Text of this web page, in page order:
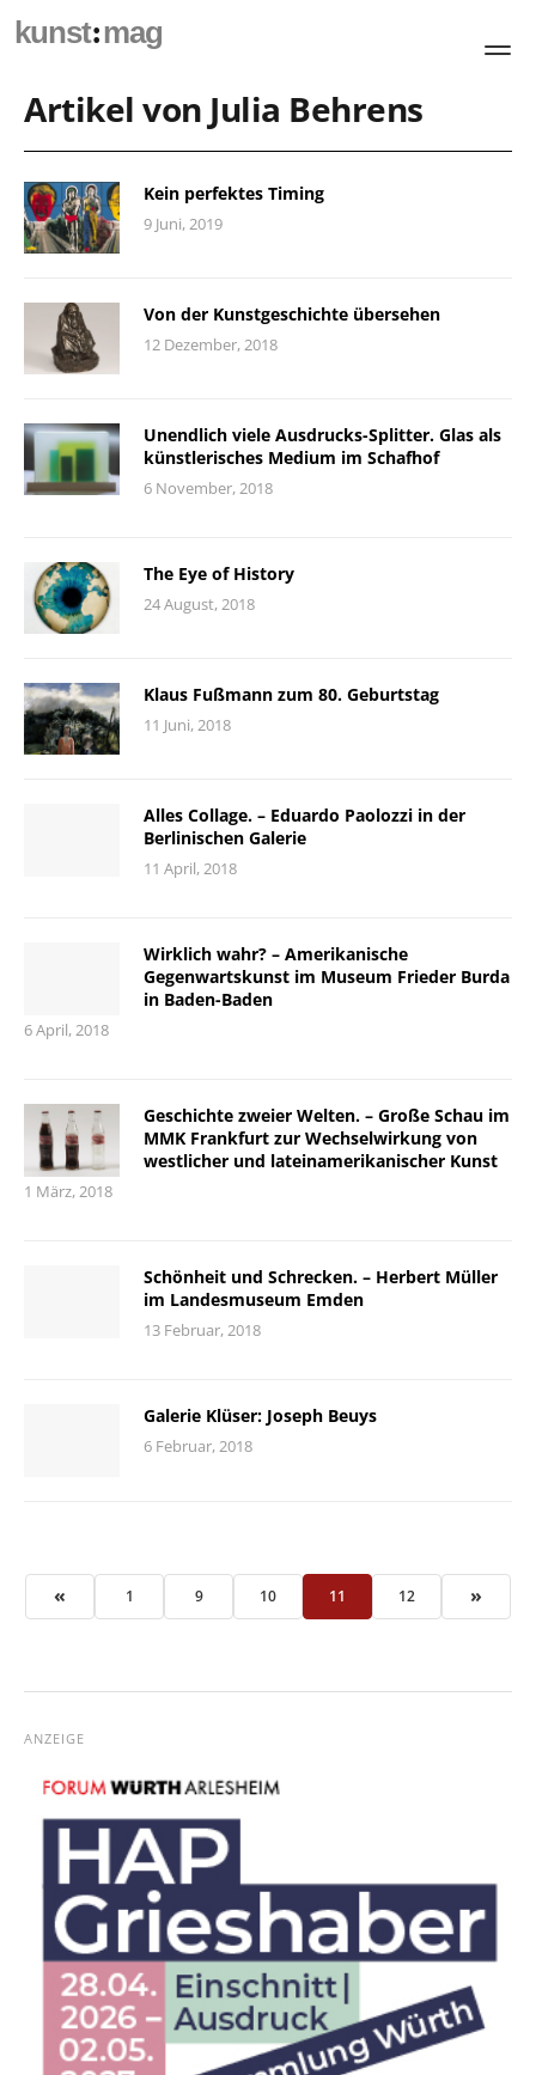
kunst:mag
Artikel von Julia Behrens
Kein perfektes Timing
9 Juni, 2019
Von der Kunstgeschichte übersehen
12 Dezember, 2018
Unendlich viele Ausdrucks-Splitter. Glas als
künstlerisches Medium im Schafhof
6 November, 2018
The Eye of History
24 August, 2018
Klaus Fußmann zum 80. Geburtstag
11 Juni, 2018
Alles Collage. – Eduardo Paolozzi in der
Berlinischen Galerie
11 April, 2018
Wirklich wahr? – Amerikanische
Gegenwartskunst im Museum Frieder Burda
in Baden-Baden
6 April, 2018
Geschichte zweier Welten. – Große Schau im
MMK Frankfurt zur Wechselwirkung von
westlicher und lateinamerikanischer Kunst
1 März, 2018
Schönheit und Schrecken. – Herbert Müller
im Landesmuseum Emden
13 Februar, 2018
Galerie Klüser: Joseph Beuys
6 Februar, 2018
« 1 9 10 11 12 »
ANZEIGE